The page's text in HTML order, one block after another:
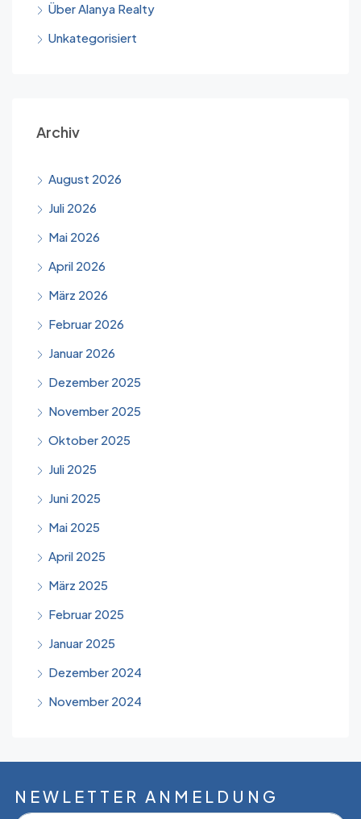
Über Alanya Realty
Unkategorisiert
Archiv
August 2026
Juli 2026
Mai 2026
April 2026
März 2026
Februar 2026
Januar 2026
Dezember 2025
November 2025
Oktober 2025
Juli 2025
Juni 2025
Mai 2025
April 2025
März 2025
Februar 2025
Januar 2025
Dezember 2024
November 2024
NEWLETTER ANMELDUNG